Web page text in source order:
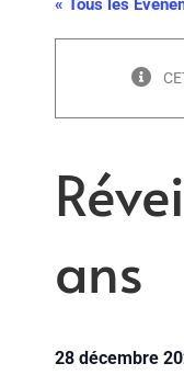
« Tous les
ans
28 décembre